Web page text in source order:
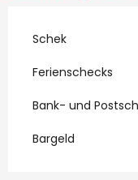
Schek
Ferienschecks
Bank- und
Bargeld